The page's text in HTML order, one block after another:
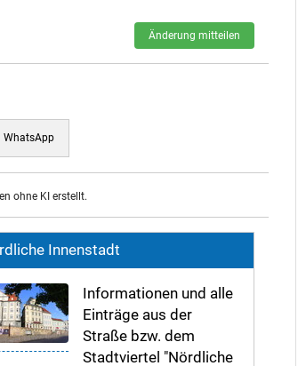
Änderung mitteilen
WhatsApp
ohne KI erstellt.
Innenstadt
Informationen und alle
Einträge aus der
Straße bzw. dem
Stadtviertel "Nördliche